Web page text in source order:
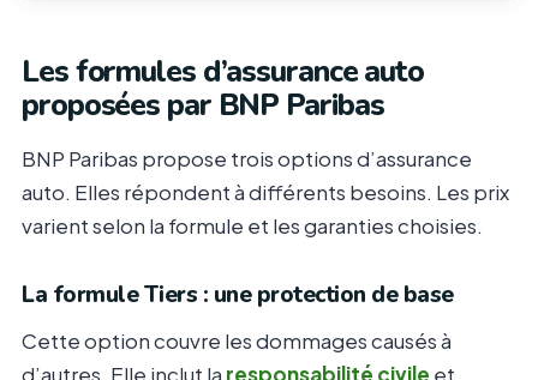
Les formules d’assurance auto
proposées par BNP Paribas
BNP Paribas propose trois options d’assurance
auto. Elles répondent à différents besoins. Les prix
varient selon la formule et les garanties choisies.
La formule Tiers : une protection de base
Cette option couvre les dommages causés à
d’autres. Elle inclut la responsabilité civile et